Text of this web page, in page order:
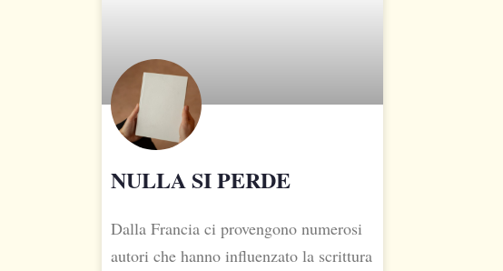
NULLA SI PERDE
Dalla Francia ci provengono numerosi
autori che hanno influenzato la scrittura